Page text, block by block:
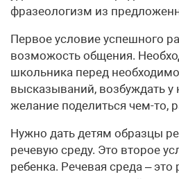
фразеологизм из
Первое условие успешного
возможость общения.
школьника перед
высказываний, возбуждать у
желание поделиться чем-то,
Нужно дать детям образцы
речевую среду. Это второе
ребенка. Речевая среда – это